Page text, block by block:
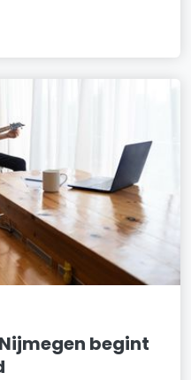
begint